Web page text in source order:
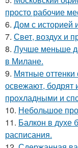
просто рабочие
6. Дом с историей
7. Свет, воздух и
8. Лучше меньше
в Милане.
9. Мятные оттенки
освежают, бодрят
прохладными и
10. Небольшое
11. Балкон в духе
расписания.